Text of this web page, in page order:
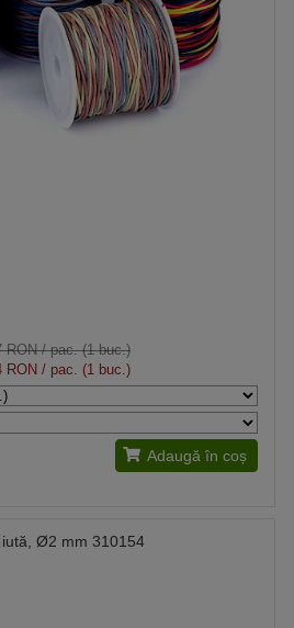
RON/ pac. (1 buc.)
RON/ pac. (1 buc.)
Adaugă în coș
iută, Ø2 mm 310154